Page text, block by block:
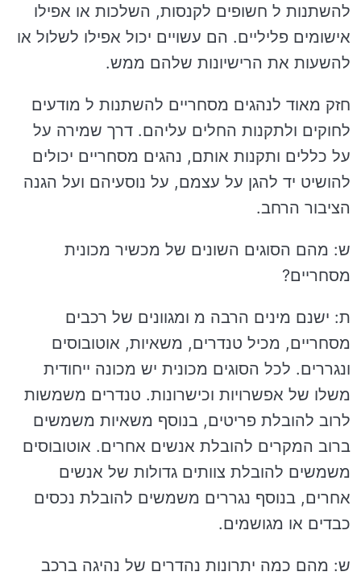
להשתנות ל חשופים לקנסות, השלכות או אפילו
אישומים פליליים. הם עשויים יכול אפילו לשלול או
להשעות את הרישיונות שלהם ממש.
חזק מאוד לנהגים מסחריים להשתנות ל מודעים
לחוקים ולתקנות החלים עליהם. דרך שמירה על
על כללים ותקנות אותם, נהגים מסחריים יכולים
להושיט יד להגן על עצמם, על נוסעיהם ועל הגנה
הציבור הרחב.
ש: מהם הסוגים השונים של מכשיר מכונית
מסחריים?
ת: ישנם מינים הרבה מ ומגוונים של רכבים
מסחריים, מכיל טנדרים, משאיות, אוטובוסים
ונגררים. לכל הסוגים מכונית יש מכונה ייחודית
משלו של אפשרויות וכישרונות. טנדרים משמשות
לרוב להובלת פריטים, בנוסף משאיות משמשים
ברוב המקרים להובלת אנשים אחרים. אוטובוסים
משמשים להובלת צוותים גדולות של אנשים
אחרים, בנוסף נגררים משמשים להובלת נכסים
כבדים או מגושמים.
ש: מהם כמה יתרונות נהדרים של נהיגה ברכב